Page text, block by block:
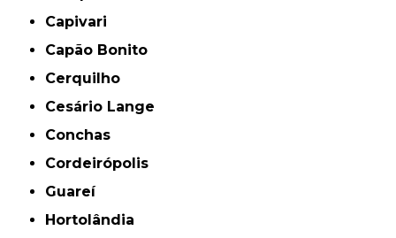
Capivari
Capão Bonito
Cerquilho
Cesário Lange
Conchas
Cordeirópolis
Guareí
Hortolândia